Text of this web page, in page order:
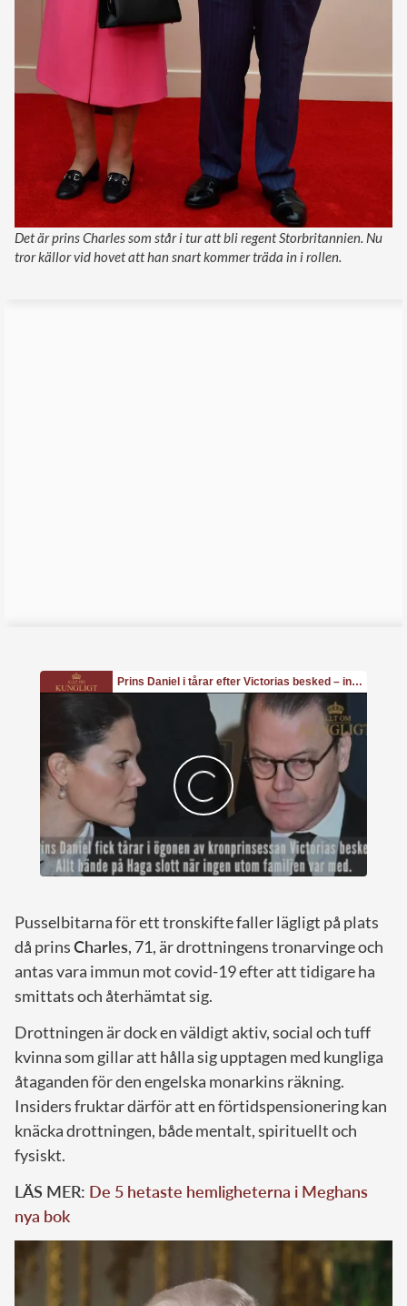
Det är prins Charles som står i tur att bli regent Storbritannien. Nu
tror källor vid hovet att han snart kommer träda in i rollen.
Pusselbitarna för ett tronskifte faller lägligt på plats
då prinsCharles, 71, är drottningens tronarvinge och
antas vara immun mot covid-19 efter att tidigare ha
smittats och återhämtat sig.
Drottningen är dock en väldigt aktiv, social och tuff
kvinna som gillar att hålla sig upptagen med kungliga
åtaganden för den engelska monarkins räkning.
Insiders fruktar därför att en förtidspensionering kan
knäcka drottningen, både mentalt, spirituellt och
fysiskt.
LÄS MER: De 5 hetaste hemligheterna i Meghans
nya bok